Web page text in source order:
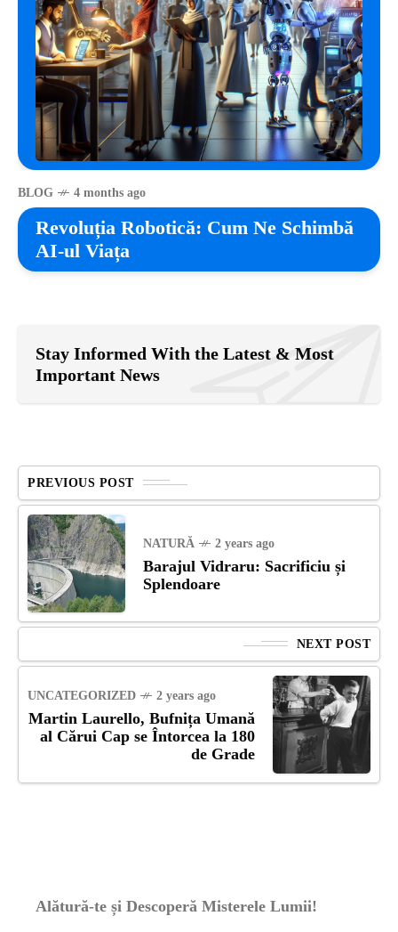
BLOG 4 months ago
Revoluția Robotică: Cum Ne Schimbă
AI-ul Viața
Stay Informed With the Latest & Most
Important News
PREVIOUS POST
NATURĂ 2 years ago
Barajul Vidraru: Sacrificiu și
Splendoare
NEXT POST
UNCATEGORIZED 2 years ago
Martin Laurello, Bufnița Umană
al Cărui Cap se Întorcea la 180
de Grade
Alătură-te și Descoperă Misterele Lumii!